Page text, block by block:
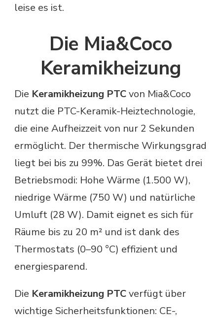
leise es ist.
Die Mia&Coco
Keramikheizung
Die Keramikheizung PTCvon Mia&Coco
nutzt die PTC-Keramik-Heiztechnologie,
die eine Aufheizzeit von nur 2 Sekunden
ermöglicht. Der thermische Wirkungsgrad
liegt bei bis zu 99%. Das Gerät bietet drei
Betriebsmodi: Hohe Wärme (1.500 W),
niedrige Wärme (750 W) und natürliche
Umluft (28 W). Damit eignet es sich für
Räume bis zu 20 m² und ist dank des
Thermostats (0–90 °C) effizient und
energiesparend.
Die Keramikheizung PTCverfügt über
wichtige Sicherheitsfunktionen: CE-,